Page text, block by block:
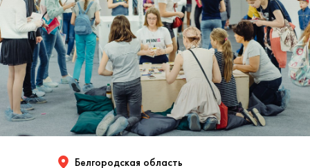
Белгородская область